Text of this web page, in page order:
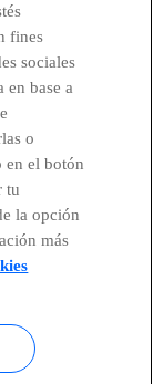
fines
sociales
en base a
o
en el botón
tu
la opción
más